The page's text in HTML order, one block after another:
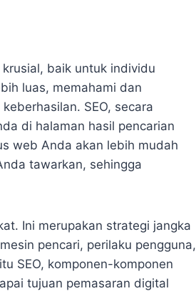
baik untuk individu
luas, memahami dan
SEO, secara
di halaman hasil pencarian
web Anda akan lebih mudah
tawarkan, sehingga
Ini merupakan strategi jangka
pencari, perilaku pengguna,
SEO, komponen-komponen
tujuan pemasaran digital